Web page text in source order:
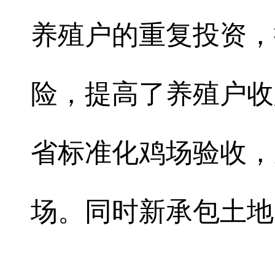
养殖户的重复投资
险，提高了养殖户
省标准化鸡场验收
场。同时新承包土